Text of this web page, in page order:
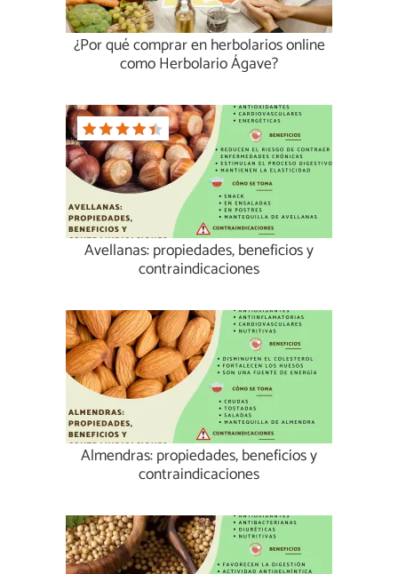
¿Por qué comprar en herbolarios online
como Herbolario Ágave?
Avellanas: propiedades, beneficios y
contraindicaciones
Almendras: propiedades, beneficios y
contraindicaciones